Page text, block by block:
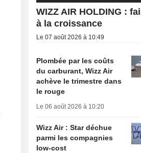
WIZZ AIR HOLDING :
à la croissance
Le 07 août 2026 à 10:49
Plombée par les coûts
du carburant, Wizz Air
achève le trimestre dans
le rouge
Le 06 août 2026 à 10:20
Wizz Air : Star déchue
parmi les compagnies
low-cost